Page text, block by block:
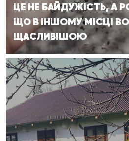
ЦЕ НЕ БАЙДУЖІСТЬ, А
ЩО В ІНШОМУ МІСЦІ
ЩАСЛИВІШОЮ